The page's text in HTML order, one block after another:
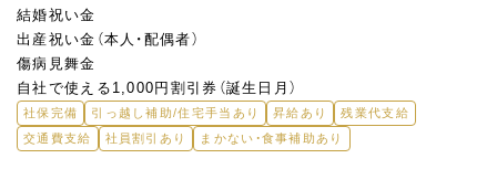
結婚祝い金
出産祝い金（本人・配偶者）
傷病見舞金
自社で使える1,000円割引券（誕生日月）
社保完備 引っ越し補助/住宅手当あり 昇給あり
残業代支給
交通費支給
社員割引あり まかない・食事補助あり